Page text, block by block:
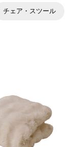
チェア・スツール